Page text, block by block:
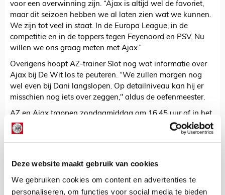
Deze website maakt gebruik van cookies
We gebruiken cookies om content en advertenties te
personaliseren, om functies voor social media te bieden
voor een overwinning zijn. “Ajax is altijd wel de favoriet,
maar dit seizoen hebben we al laten zien wat we kunnen.
We zijn tot veel in staat. In de Europa League, in de
competitie en in de toppers tegen Feyenoord en PSV. Nu
willen we ons graag meten met Ajax.”
Overigens hoopt AZ-trainer Slot nog wat informatie over
Ajax bij De Wit los te peuteren. “We zullen morgen nog
wel even bij Dani langslopen. Op detailniveau kan hij er
misschien nog iets over zeggen," aldus de oefenmeester.
AZ en Ajax trappen zondagmiddag om 16.45 uur af in het
dakloze Afas Stadion.
Bekijk alle berichten van De Redactie